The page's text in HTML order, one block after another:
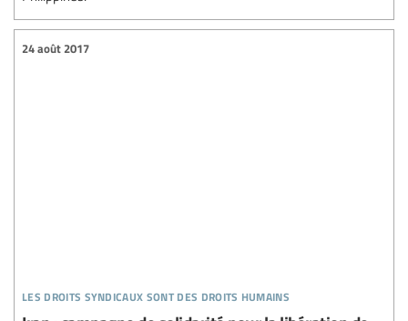
les droits syndicaux sont des droits humains
24 août 2017